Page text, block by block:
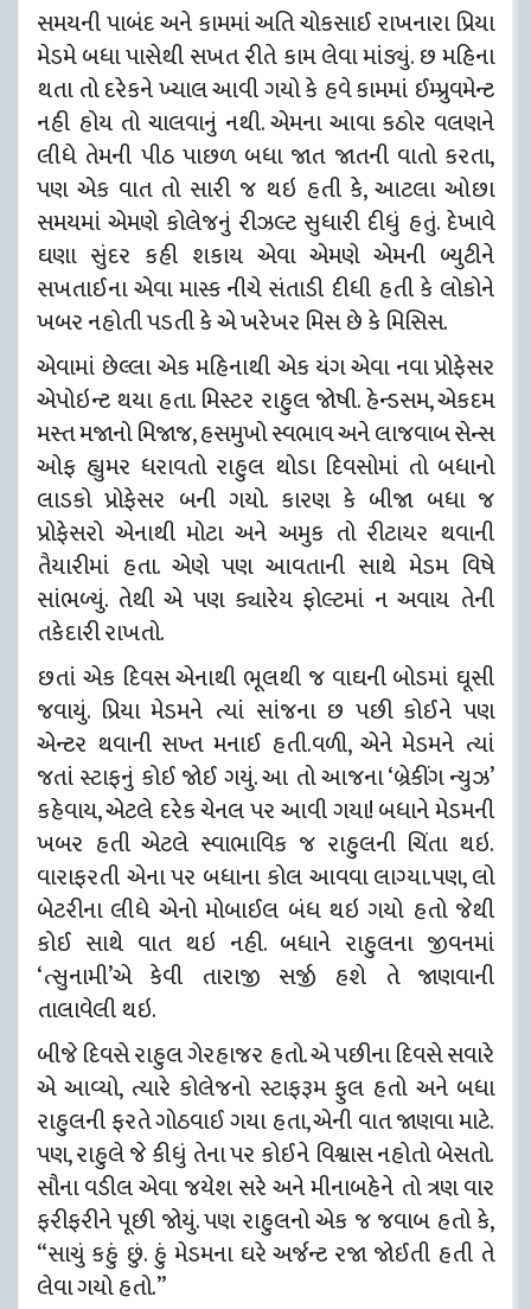
સમયની પાબંદ અને કામમાં અતિ ચોકસાઈ રાખનારા પ્રિયા
મેડમે બધા પાસેથી સખત રીતે કામ લેવા માંડ્યું. છ મહિના
થતા તો દરેકને ખ્યાલ આવી ગયો કે હવે કામમાં ઈમ્પ્રુવમેન્ટ
નહી હોય તો ચાલવાનું નથી. એમના આવા કઠોર વલણને
લીધે તેમની પીઠ પાછળ બધા જાત જાતની વાતો કરતા,
પણ એક વાત તો સારી જ થઇ હતી કે, આટલા ઓછા
સમયમાં એમણે કોલેજનું રીઝલ્ટ સુધારી દીધું હતું. દેખાવે
ઘણા સુંદર કહી શકાય એવા એમણે એમની બ્યુટીને
સખતાઈના એવા માસ્ક નીચે સંતાડી દીધી હતી કે લોકોને
ખબર નહોતી પડતી કે એ ખરેખર મિસ છે કે મિસિસ.
એવામાં છેલ્લા એક મહિનાથી એક યંગ એવા નવા પ્રોફેસર
એપોઇન્ટ થયા હતા. મિસ્ટર રાહુલ જોષી. હેન્ડસમ, એકદમ
મસ્ત મજાનો મિજાજ, હસમુખો સ્વભાવ અને લાજવાબ સેન્સ
ઓફ હ્યુમર ધરાવતો રાહુલ થોડા દિવસોમાં તો બધાનો
લાડકો પ્રોફેસર બની ગયો. કારણ કે બીજા બધા જ
પ્રોફેસરો એનાથી મોટા અને અમુક તો રીટાયર થવાની
તૈયારીમાં હતા. એણે પણ આવતાની સાથે મેડમ વિષે
સાંભળ્યું. તેથી એ પણ ક્યારેય ફોલ્ટમાં ન અવાય તેની
તકેદારી રાખતો.
છતાં એક દિવસ એનાથી ભૂલથી જ વાઘની બોડમાં ઘૂસી
જવાયું. પ્રિયા મેડમને ત્યાં સાંજના છ પછી કોઈને પણ
એન્ટર થવાની સખ્ત મનાઈ હતી.વળી, એને મેડમને ત્યાં
જતાં સ્ટાફનું કોઈ જોઈ ગયું. આ તો આજના ‘બ્રેકીંગ ન્યુઝ’
કહેવાય, એટલે દરેક ચેનલ પર આવી ગયા! બધાને મેડમની
ખબર હતી એટલે સ્વાભાવિક જ રાહુલની ચિંતા થઇ.
વારાફરતી એના પર બધાના કોલ આવવા લાગ્યા.પણ, લો
બેટરીના લીધે એનો મોબાઈલ બંધ થઇ ગયો હતો જેથી
કોઈ સાથે વાત થઇ નહી. બધાને રાહુલના જીવનમાં
‘ત્સુનામી’એ કેવી તારાજી સર્જી હશે તે જાણવાની
તાલાવેલી થઇ.
બીજે દિવસે રાહુલ ગેરહાજર હતો. એ પછીના દિવસે સવારે
એ આવ્યો, ત્યારે કોલેજનો સ્ટાફરૂમ ફુલ હતો અને બધા
રાહુલની ફરતે ગોઠવાઈ ગયા હતા, એની વાત જાણવા માટે.
પણ, રાહુલે જે કીધું તેના પર કોઈને વિશ્વાસ નહોતો બેસતો.
સૌના વડીલ એવા જયેશ સરે અને મીનાબહેને તો ત્રણ વાર
ફરીફરીને પૂછી જોયું. પણ રાહુલનો એક જ જવાબ હતો કે,
“સાચું કહું છું. હું મેડમના ઘરે અર્જન્ટ રજા જોઈતી હતી તે
લેવા ગયો હતો.”